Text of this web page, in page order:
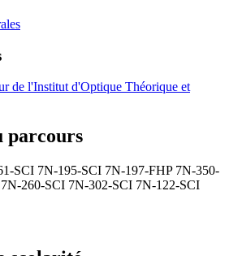
de l'Institut d'Optique Théorique et
parcours
SCI 7N-195-SCI 7N-197-FHP 7N-350-
7N-260-SCI 7N-302-SCI 7N-122-SCI